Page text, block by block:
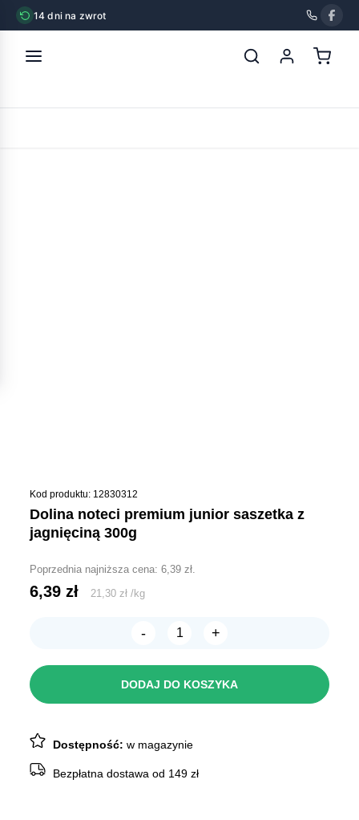
14 dni na zwrot
Kod produktu: 12830312
dolina noteci premium junior saszetka z
jagnięciną 300g
Poprzednia najniższa cena:6,39zł.
6,39zł 21,30zł /kg
-
ilość
JUNIOR
+
DODAJ DO KOSZYKA
Dostępność:w magazynie
Bezpłatna dostawa od 149 zł